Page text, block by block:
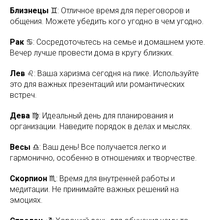
Близнецы ♊: Отличное время для переговоров и
общения. Можете убедить кого угодно в чем угодно.
Рак ♋: Сосредоточьтесь на семье и домашнем уюте.
Вечер лучше провести дома в кругу близких.
Лев ♌: Ваша харизма сегодня на пике. Используйте
это для важных презентаций или романтических
встреч.
Дева ♍: Идеальный день для планирования и
организации. Наведите порядок в делах и мыслях.
Весы ♎: Ваш день! Все получается легко и
гармонично, особенно в отношениях и творчестве.
Скорпион ♏: Время для внутренней работы и
медитации. Не принимайте важных решений на
эмоциях.